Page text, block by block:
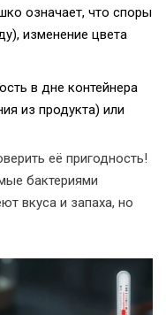
означает, что споры
изменение цвета
в дне контейнера
из продукта) или
её пригодность!
бактериями
вкуса и запаха, но